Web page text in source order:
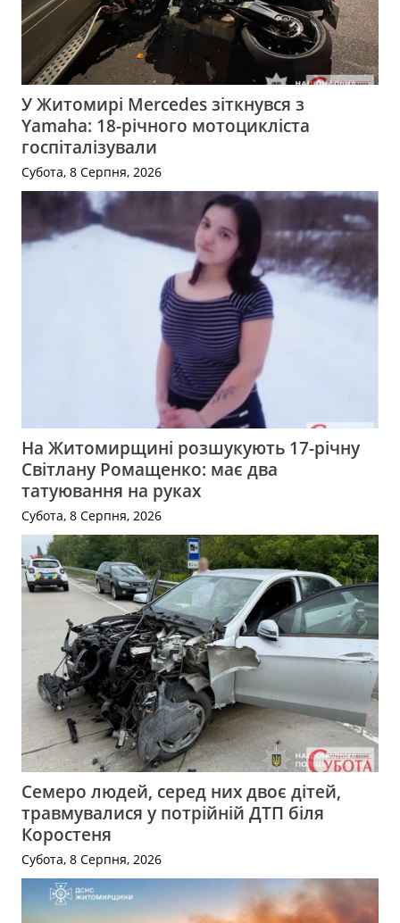
У Житомирі Mercedes зіткнувся з
Yamaha: 18-річного мотоцикліста
госпіталізували
Субота, 8 Серпня, 2026
На Житомирщині розшукують 17-річну
Світлану Ромащенко: має два
татуювання на руках
Субота, 8 Серпня, 2026
Семеро людей, серед них двоє дітей,
травмувалися у потрійній ДТП біля
Коростеня
Субота, 8 Серпня, 2026